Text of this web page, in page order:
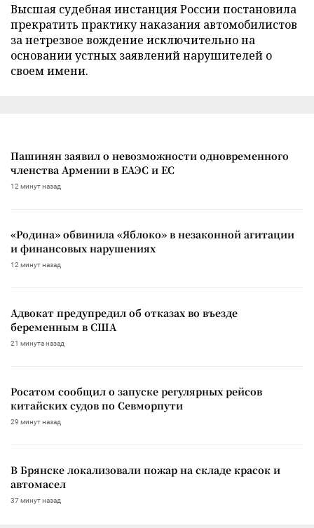
Высшая судебная инстанция России постановила
прекратить практику наказания автомобилистов
за нетрезвое вождение исключительно на
основании устных заявлений нарушителей о
своем имени.
Пашинян заявил о невозможности одновременного
членства Армении в ЕАЭС и ЕС
12 минут назад
«Родина» обвинила «Яблоко» в незаконной агитации
и финансовых нарушениях
12 минут назад
Адвокат предупредил об отказах во въезде
беременным в США
21 минута назад
Росатом сообщил о запуске регулярных рейсов
китайских судов по Севморпути
29 минут назад
В Брянске локализовали пожар на складе красок и
автомасел
37 минут назад